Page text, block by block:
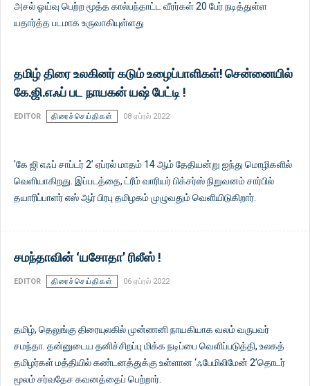
அசல் ஓய்வு பெற்ற மூத்த கால்பந்தாட்ட வீரர்கள் 20 பேர் நடித்துள்ள
யதார்த்த படமாக உருவாகியுள்ளது
தமிழ் திரை உலகினர் கடும் உழைப்பாளிகள்! சென்னையில்
கே.ஜி.எஃப் பட நாயகன் யஷ் பேட்டி !
EDITOR திரைச்செய்திகள் 08 ஏப்ரல் 2022
'கே ஜி எஃப் சாப்டர் 2’ ஏப்ரல் மாதம் 14 ஆம் தேதியன்று ஐந்து மொழிகளில்
வெளியாகிறது. இப்படத்தை, ட்ரீம் வாரியர் பிக்சர்ஸ் நிறுவனம் சார்பில்
தயாரிப்பாளர் எஸ் ஆர் பிரபு தமிழகம் முழுவதும் வெளியிடுகிறார்.
சமந்தாவின் ‘யசோதா’ ரிலீஸ் !
EDITOR திரைச்செய்திகள் 06 ஏப்ரல் 2022
தமிழ், தெலுங்கு திரையுலகில் முன்ணனி நாயகியாக வலம் வருபவர்
சமந்தா. தன்னுடைய தனிச்சிறப்பு மிக்க நடிப்பை வெளிப்படுத்தி, உலகத்
தமிழர்கள் மத்தியில் கண்டனத்துக்கு உள்ளான ‘ஃபேமிலிமேன் 2’தொடர்
மூலம் சர்வதேச கவனத்தைப் பெற்றார்.